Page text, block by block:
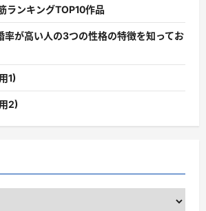
ランキングTOP10作品
率が高い人の3つの性格の特徴を知ってお
1)
2)